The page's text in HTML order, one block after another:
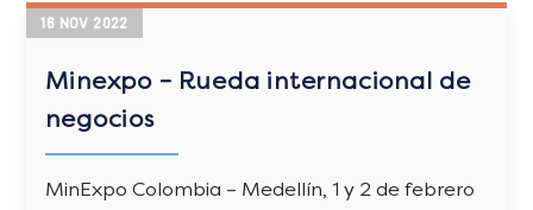
Minexpo – Rueda internacional de
negocios
MinExpo Colombia – Medellín, 1 y 2 de febrero
16 NOV 2022